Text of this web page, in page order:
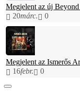
Megjelent az új
20márc. 0
Megjelent az Ismerős
16febr. 0